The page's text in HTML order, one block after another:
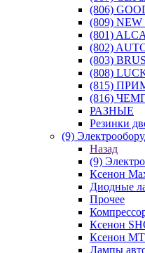
(806)
(809)
(801)
(802)
(803)
(808)
(815)
(816)
РАЗНЫЕ
Резинки
(9)
Назад
(9)
Ксенон
Диодные
Прочее
Ксенон
Ксенон
Лампы